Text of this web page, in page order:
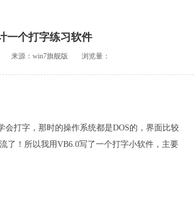
一个打字练习软件
来源：win7旗舰版 浏览量：
打字，那时的操作系统都是DOS的，界面比较
了！所以我用VB6.0写了一个打字小软件，主要